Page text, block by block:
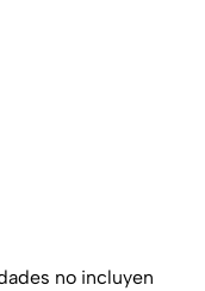
no incluyen